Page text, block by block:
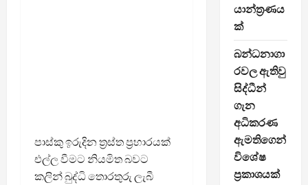
පාස්කු ඉරුදින ත්‍රස්ත ප්‍රහාරයක්
එල්ල වීමට නියමිත බවට
කලින් බුද්ධි තොරතුරු ලැබී
යාන්ත්‍රණය
ක්
බන්ධනාගා
රවල ඇතිවු
සිද්ධීන්
ගැන
අධිකරණ
ඇමතිගෙන්
විශේෂ
ප්‍රකාශයක්